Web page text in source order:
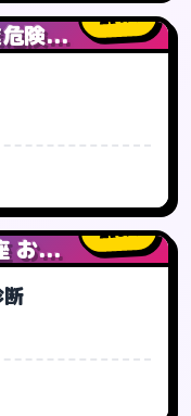
険...
1人
お...
0人